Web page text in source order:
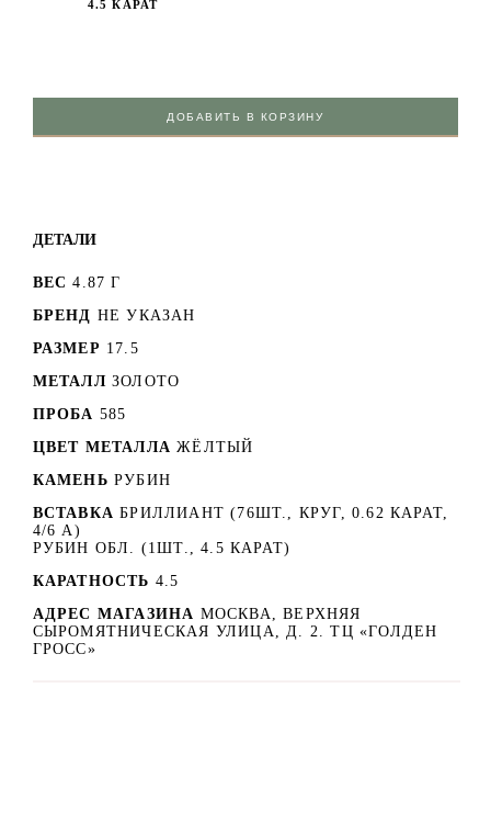
4.5 КАРАТ
ДОБАВИТЬ В КОРЗИНУ
ДЕТАЛИ
ВЕС 4.87 Г
БРЕНД НЕ УКАЗАН
РАЗМЕР 17.5
МЕТАЛЛ ЗОЛОТО
ПРОБА 585
ЦВЕТ МЕТАЛЛА ЖЁЛТЫЙ
КАМЕНЬ РУБИН
ВСТАВКА БРИЛЛИАНТ (76ШТ., КРУГ, 0.62 КАРАТ,
4/6 А)
РУБИН ОБЛ. (1ШТ., 4.5 КАРАТ)
КАРАТНОСТЬ 4.5
АДРЕС МАГАЗИНА МОСКВА, ВЕРХНЯЯ
СЫРОМЯТНИЧЕСКАЯ УЛИЦА, Д. 2. ТЦ «ГОЛДЕН
ГРОСС»